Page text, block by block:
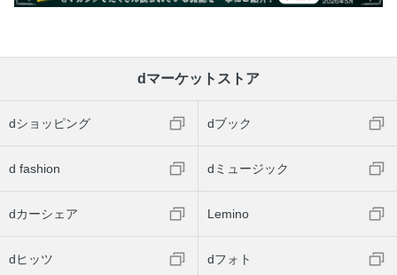
dマーケットストア
dショッピング dブック
d fashion dミュージック
dカーシェア Lemino
dヒッツ dフォト